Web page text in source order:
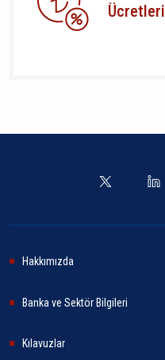
Ücretleri
Hakkımızda
Banka ve Sektör Bilgileri
Kılavuzlar